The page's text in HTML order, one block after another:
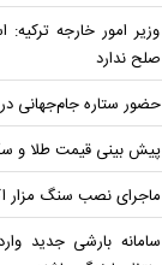
وزیر امور خارجه ترکیه:
صلح ندارد
حضور ستاره جام‌جهانی
پیش بینی قیمت طلا و سکه
ماجرای نصب سنگ
سامانه بارشی جدید